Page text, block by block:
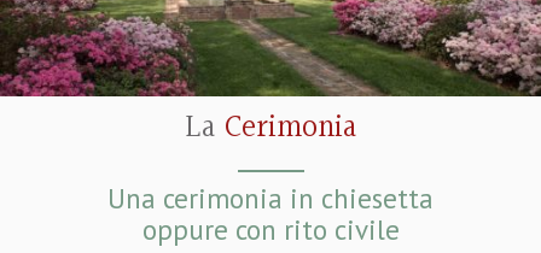
La Cerimonia
Una cerimonia in chiesetta
oppure con rito civile